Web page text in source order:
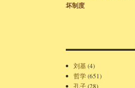
坏制度
刘基(4)
哲学(651)
孔子(28)